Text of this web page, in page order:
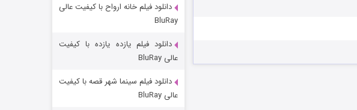
خاندان اژدها فصل ۳
دانلود فیلم خانه ارواح با کیفیت عالی
BluRay
دانلود فیلم یازده یازده با کیفیت
عالی BluRay
دانلود فیلم سینما شهر قصه با کیفیت
عالی BluRay